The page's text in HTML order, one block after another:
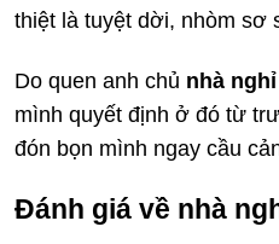
thiệt là tuyệt dời, nhòm sơ
Do quen anh chủ nhà
mình quyết định ở đó từ
đón bọn mình ngay cầu
Đánh giá về nhà